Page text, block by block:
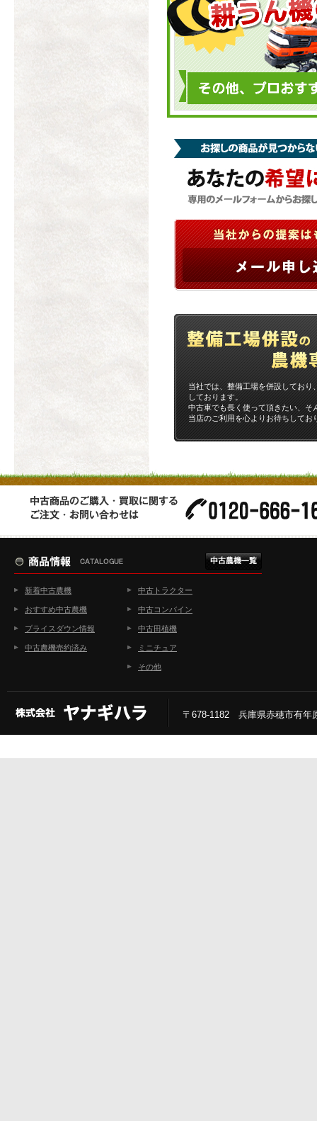
当社では、整備工場を併設してお
しております。
中古車でも長く使って頂きたい、そ
当店のご利用を心よりお待ちしてお
新着中古農機
おすすめ中古農機
プライスダウン情報
中古農機売約済み
中古トラクター
中古コンバイン
中古田植機
ミニチュア
その他
〒678-1182 兵庫県赤穂市有年